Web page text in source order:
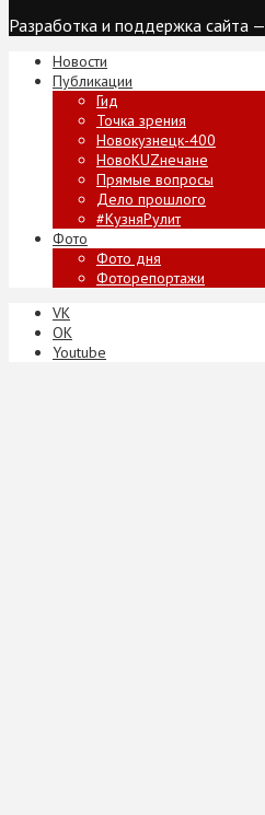
Разработка и поддержка сайта —
Новости
Публикации
Гид
Точка зрения
Новокузнецк-400
НовоKUZнечане
Прямые вопросы
Дело прошлого
#КузняРулит
Фото
Фото дня
Фоторепортажи
VK
ОК
Youtube